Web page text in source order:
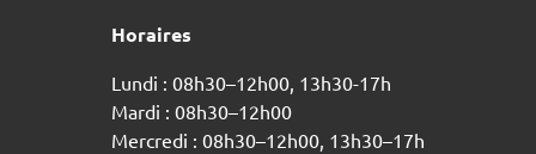
Horaires
Lundi : 08h30–12h00, 13h30-17h
Mardi : 08h30–12h00
Mercredi : 08h30–12h00, 13h30–17h